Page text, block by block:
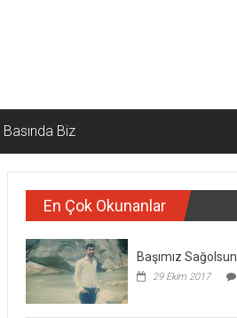
Basında Biz
En Çok Okunanlar
Başımız Sağolsun
29 Ekim 2017